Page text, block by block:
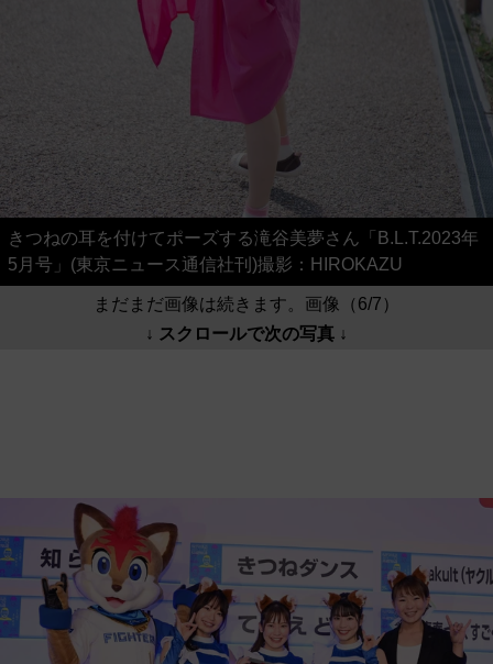
きつねの耳を付けてポーズする滝谷美夢さん「B.L.T.2023年
5月号」(東京ニュース通信社刊)撮影：HIROKAZU
まだまだ画像は続きます。画像（6/7）
↓ スクロールで次の写真 ↓